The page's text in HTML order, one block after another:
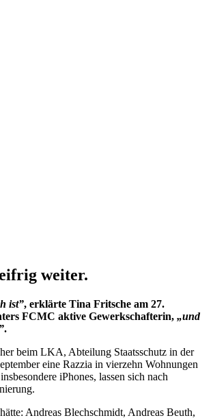
weiter.
ist”, erklärte Tina Fritsche am 27.
FCMC aktive Gewerkschafterin, „und
.
beim LKA, Abteilung Staatsschutz in der
eine Razzia in vierzehn Wohnungen
iPhones, lassen sich nach
Andreas Blechschmidt, Andreas Beuth,